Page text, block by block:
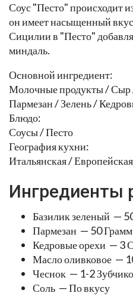
Соус "Песто" происходит
он имеет насыщенный
Сицилии в "Песто"
миндаль.
Основной ингредиент:
Молочные продукты / Сыр
Пармезан / Зелень /
Блюдо:
Соусы / Песто
География кухни:
Итальянская / Европейская
Ингредиенты
Базилик зеленый —
Пармезан — 50 Грамм
Кедровые орехи — 3
Масло оливковое —
Чеснок — 1-2
Соль — По вкусу